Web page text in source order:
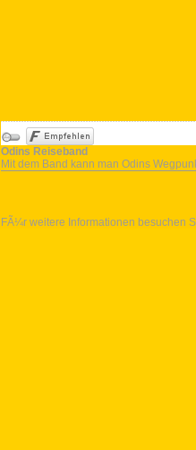
Odins Reiseband
Mit dem Band kann man Odins
FÃ¼r weitere Informationen besuchen